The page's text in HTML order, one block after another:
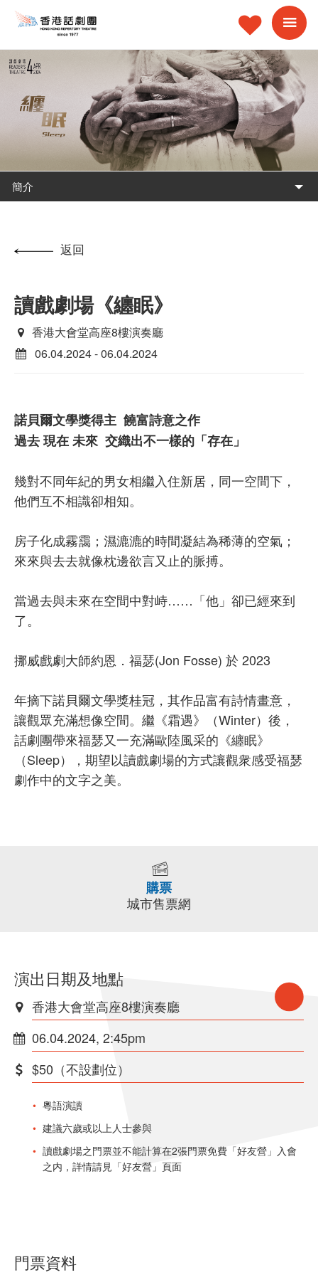
簡介
返回
讀戲劇場《纏眠》
香港大會堂高座8樓演奏廳
06.04.2024 - 06.04.2024
諾貝爾文學獎得主 饒富詩意之作
過去 現在 未來 交織出不一樣的「存在」
幾對不同年紀的男女相繼入住新居，同一空間下，
他們互不相識卻相知。
房子化成霧靄；濕漉漉的時間凝結為稀薄的空氣；
來來與去去就像枕邊欲言又止的脈搏。
當過去與未來在空間中對峙……「他」卻已經來到
了。
挪威戲劇大師約恩．福瑟(Jon Fosse) 於 2023
年摘下諾貝爾文學獎桂冠，其作品富有詩情畫意，
讓觀眾充滿想像空間。繼《霜遇》（Winter）後，
話劇團帶來福瑟又一充滿歐陸風采的《纏眠》
（Sleep），期望以讀戲劇場的方式讓觀衆感受福瑟
劇作中的文字之美。
購票
城市售票網
演出日期及地點
香港大會堂高座8樓演奏廳
06.04.2024, 2:45pm
$50（不設劃位）
粵語演讀
建議六歲或以上人士參與
讀戲劇場之門票並不能計算在2張門票免費「好友營」入會
之内，詳情請見「好友營」頁面
門票資料